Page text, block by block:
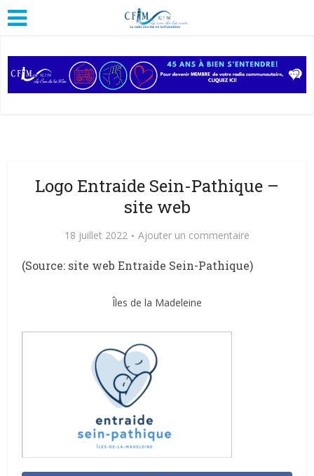
Logo Entraide Sein-Pathique –
site web
18 juillet 2022 Ajouter un commentaire
(Source: site web Entraide Sein-Pathique)
Îles de la Madeleine